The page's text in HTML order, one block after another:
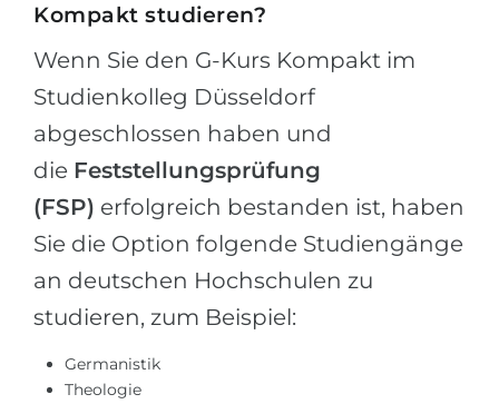
Kompakt studieren?
Wenn Sie den G-Kurs Kompakt im
Studienkolleg Düsseldorf
abgeschlossen haben und
die Feststellungsprüfung
(FSP) erfolgreich bestanden ist, haben
Sie die Option folgende Studiengänge
an deutschen Hochschulen zu
studieren, zum Beispiel:
Germanistik
Theologie